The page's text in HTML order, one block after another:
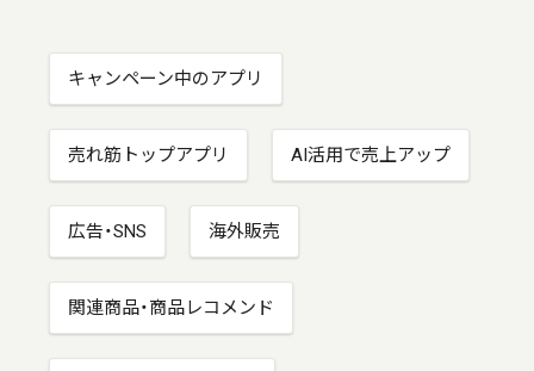
キャンペーン中のアプリ
売れ筋トップアプリ AI活用で売上アップ
広告・SNS 海外販売
関連商品・商品レコメンド